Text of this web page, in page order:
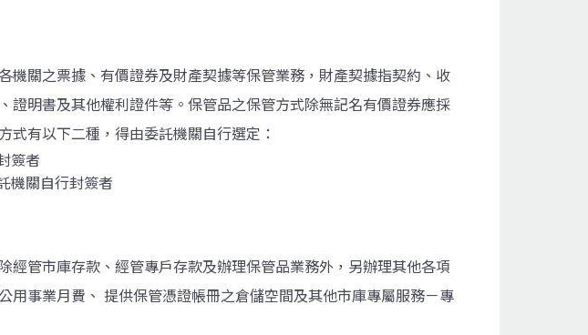
機關之票據、有價證券及財產契據等保管業務，財產契據指契約、收
證明書及其他權利證件等。保管品之保管方式除無記名有價證券應採
式有以下二種，得由委託機關自行選定：
簽者
機關自行封簽者
經管市庫存款、經管專戶存款及辦理保管品業務外，另辦理其他各項
用事業月費、 提供保管憑證帳冊之倉儲空間及其他市庫專屬服務－專